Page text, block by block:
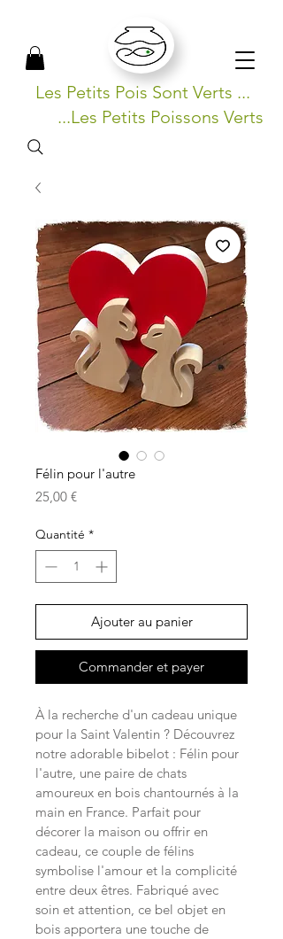
Les Petits Pois Sont Verts ...
...Les Petits Poissons Verts
Félin pour l'autre
25,00 €Prix
Quantité *
Ajouter au panier
Commander et payer
À la recherche d'un cadeau unique
pour la Saint Valentin ? Découvrez
notre adorable bibelot : Félin pour
l'autre, une paire de chats
amoureux en bois chantournés à la
main en France. Parfait pour
décorer la maison ou offrir en
cadeau, ce couple de félins
symbolise l'amour et la complicité
entre deux êtres. Fabriqué avec
soin et attention, ce bel objet en
bois apportera une touche de